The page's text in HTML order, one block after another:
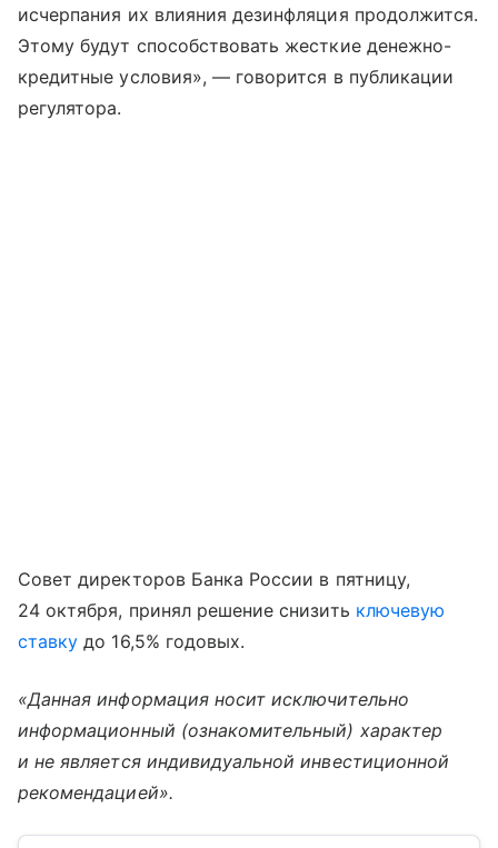
исчерпания их влияния дезинфляция продолжится.
Этому будут способствовать жесткие денежно-
кредитные условия», — говорится в публикации
регулятора.
Совет директоров Банка России в пятницу,
24 октября, принял решение снизить ключевую
ставку до 16,5% годовых.
«Данная информация носит исключительно
информационный (ознакомительный) характер
и не является индивидуальной инвестиционной
рекомендацией».